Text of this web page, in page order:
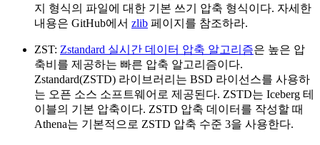
지 형식의 파일에 대한 기본 쓰기 압축 형식이다. 자세한
내용은 GitHub에서 zlib 페이지를 참조하라.
ZST: Zstandard 실시간 데이터 압축 알고리즘은 높은 압
축비를 제공하는 빠른 압축 알고리즘이다.
Zstandard(ZSTD) 라이브러리는 BSD 라이선스를 사용하
는 오픈 소스 소프트웨어로 제공된다. ZSTD는 Iceberg 테
이블의 기본 압축이다. ZSTD 압축 데이터를 작성할 때
Athena는 기본적으로 ZSTD 압축 수준 3을 사용한다.